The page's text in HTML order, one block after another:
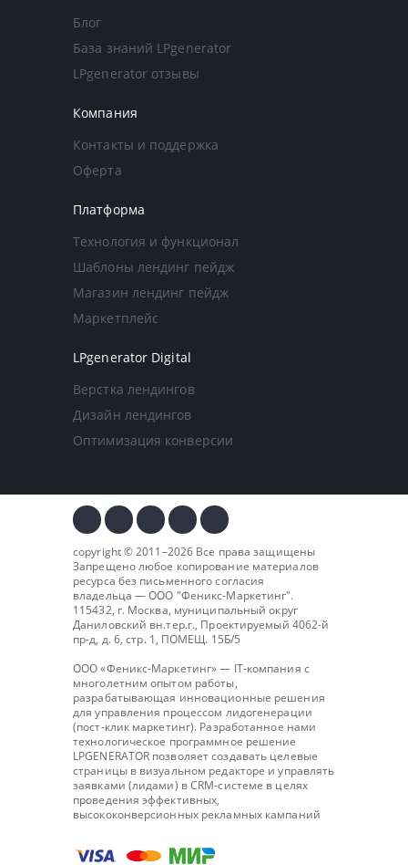
Блог
База знаний LPgenerator
LPgenerator отзывы
Компания
Контакты и поддержка
Оферта
Платформа
Технология и функционал
Шаблоны лендинг пейдж
Магазин лендинг пейдж
Маркетплейс
LPgenerator Digital
Верстка лендингов
Дизайн лендингов
Оптимизация конверсии
copyright © 2011–2026 Все права защищены
Запрещено любое копирование материалов
ресурса без письменного согласия
владельца — ООО "Феникс-Маркетинг".
115432, г. Москва, муниципальный округ
Даниловский вн.тер.г., Проектируемый 4062-й
пр-д, д. 6, стр. 1, ПОМЕЩ. 15Б/5
ООО «Феникс-Маркетинг» — IT-компания с
многолетним опытом работы,
разрабатывающая инновационные решения
для управления процессом лидогенерации
(пост-клик маркетинг). Разработанное нами
технологическое программное решение
LPGENERATOR позволяет создавать целевые
страницы в визуальном редакторе и управлять
заявками (лидами) в CRM-системе в целях
проведения эффективных,
высококонверсионных рекламных кампаний